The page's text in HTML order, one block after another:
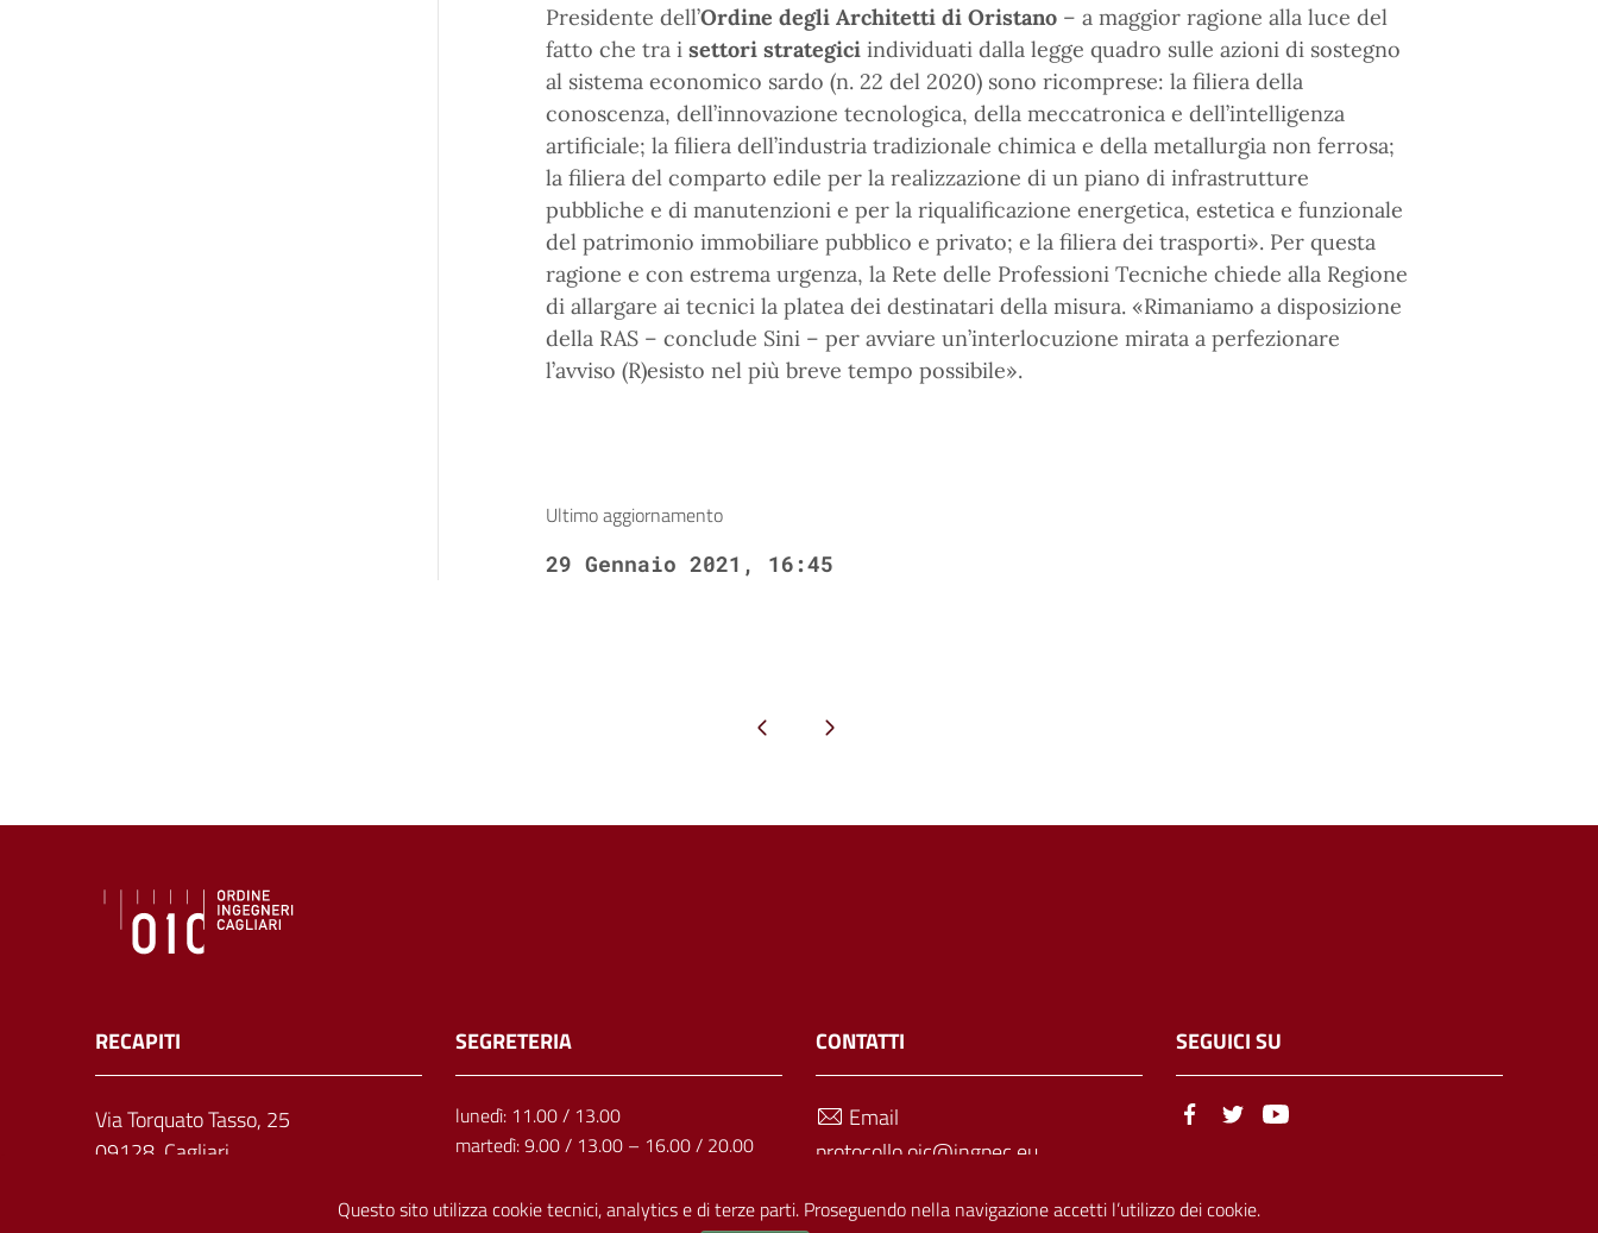
Questo sito utilizza cookie tecnici, analytics e di terze parti. Proseguendo nella navigazione accetti l’utilizzo dei cookie.
Presidente dell’Ordine degli Architetti di Oristano– a maggior ragione alla luce del
fatto che tra i settori strategiciindividuati dalla legge quadro sulle azioni di sostegno
al sistema economico sardo (n. 22 del 2020) sono ricomprese: la filiera della
conoscenza, dell’innovazione tecnologica, della meccatronica e dell’intelligenza
artificiale; la filiera dell’industria tradizionale chimica e della metallurgia non ferrosa;
la filiera del comparto edile per la realizzazione di un piano di infrastrutture
pubbliche e di manutenzioni e per la riqualificazione energetica, estetica e funzionale
del patrimonio immobiliare pubblico e privato; e la filiera dei trasporti». Per questa
ragione e con estrema urgenza, la Rete delle Professioni Tecniche chiede alla Regione
di allargare ai tecnici la platea dei destinatari della misura. «Rimaniamo a disposizione
della RAS – conclude Sini – per avviare un’interlocuzione mirata a perfezionare
l’avviso (R)esisto nel più breve tempo possibile».
Ultimo aggiornamento
29 Gennaio 2021, 16:45
Pagina precedentePagina successiva
RECAPITI
Via Torquato Tasso, 25
09128, Cagliari
SEGRETERIA
lunedì: 11.00 / 13.00
martedì: 9.00 / 13.00 – 16.00 / 20.00
giovedì: 9.00 / 13.00 – 16.00 / 20.00
CONTATTI
Email
protocollo.oic@ingpec.eu
Telefono
SEGUICI SU